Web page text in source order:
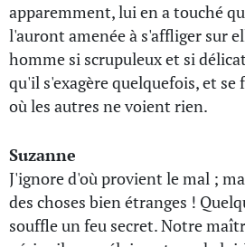
apparemment, lui en a touché
l'auront amenée à s'affliger sur
homme si scrupuleux et si
qu'il s'exagère quelquefois, et se
où les autres ne voient rien.
Suzanne
J'ignore d'où provient le mal ;
des choses bien étranges !
souffle un feu secret. Notre